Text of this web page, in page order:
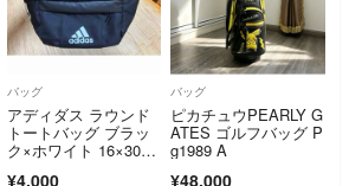
バッグ
アディダス ラウンド
トートバッグ ブラッ
ク×ホワイト 16×30×2
¥4,000
バッグ
ピカチュウPEARLY G
ATES ゴルフバッグ P
g1989 A
¥48,000